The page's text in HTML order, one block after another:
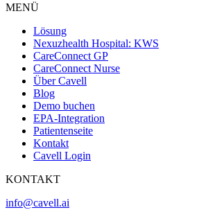
MENÜ
Lösung
Nexuzhealth Hospital: KWS
CareConnect GP
CareConnect Nurse
Über Cavell
Blog
Demo buchen
EPA-Integration
Patientenseite
Kontakt
Cavell Login
KONTAKT
info@cavell.ai